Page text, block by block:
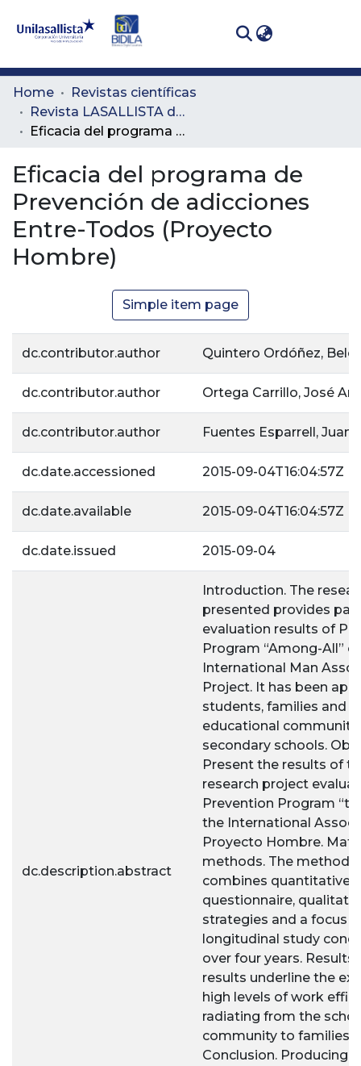
Communities
& Collections
Statistics
Home
Revistas científicas
Revista LASALLISTA de Investigación
Eficacia del programa de Prevención de adicciones Entre-Todos (Proyecto Hombre)
Eficacia del programa de
Prevención de adicciones
Entre-Todos (Proyecto
Hombre)
Simple item page
dc.contributor.author Quintero Ordóñez,
dc.contributor.author Ortega Carrillo, José
dc.contributor.author Fuentes Esparrell, Juan
dc.date.accessioned 2015-09-04T16:04:57Z
dc.date.available 2015-09-04T16:04:57Z
dc.date.issued 2015-09-04
dc.description.abstract
Introduction. The
presented provides
evaluation results of
Program “Among-All”
International Man
Project. It has been
students, families and
educational
secondary schools.
Present the results of
research project
Prevention Program
the International
Proyecto Hombre.
methods. The
combines quantitative
questionnaire,
strategies and a focus
longitudinal study
over four years. Results.
results underline the
high levels of work
radiating from the
community to families.
Conclusion. Producing